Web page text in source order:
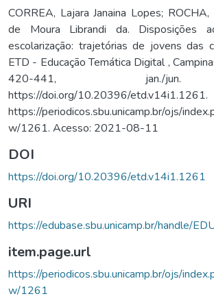
CORREA, Lajara Janaina Lopes;
de Moura Librandi da. Disposições
escolarização: trajetórias de jovens das
ETD - Educação Temática Digital ,
420-441, jan./
https://doi.org/10.20396/
https://periodicos.sbu.unicamp.br/ojs/
w/1261. Acesso: 2021-08-11
DOI
https://doi.org/10.20396/etd.v14i1.1261
URI
https://edubase.sbu.unicamp.br/handle/
item.page.url
https://periodicos.sbu.unicamp.br/ojs/
w/1261